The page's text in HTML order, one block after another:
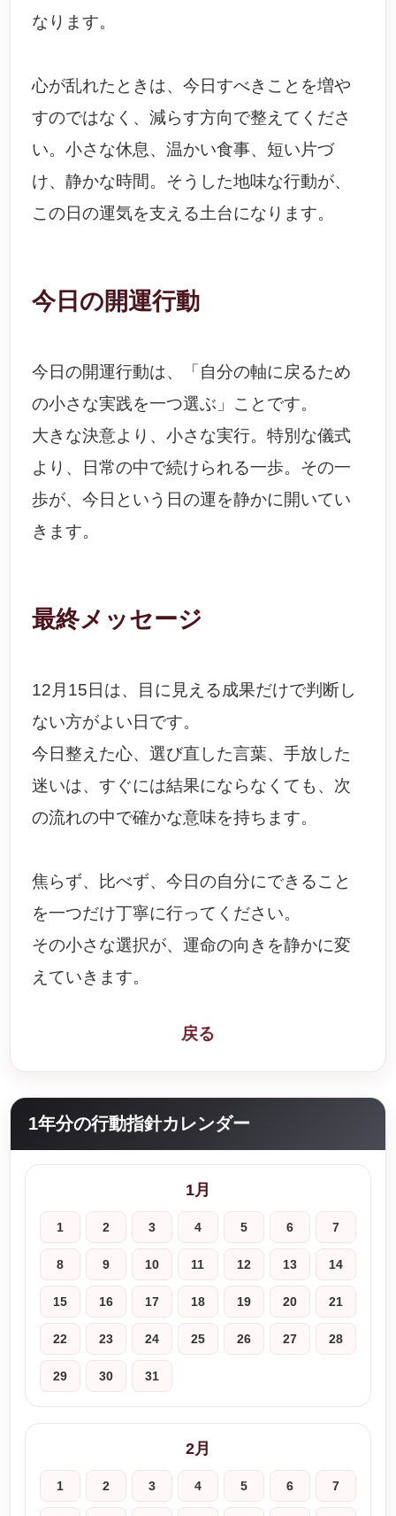
なります。
心が乱れたときは、今日すべきことを増や
すのではなく、減らす方向で整えてくださ
い。小さな休息、温かい食事、短い片づ
け、静かな時間。そうした地味な行動が、
この日の運気を支える土台になります。
今日の開運行動
今日の開運行動は、「自分の軸に戻るため
の小さな実践を一つ選ぶ」ことです。
大きな決意より、小さな実行。特別な儀式
より、日常の中で続けられる一歩。その一
歩が、今日という日の運を静かに開いてい
きます。
最終メッセージ
12月15日は、目に見える成果だけで判断し
ない方がよい日です。
今日整えた心、選び直した言葉、手放した
迷いは、すぐには結果にならなくても、次
の流れの中で確かな意味を持ちます。
焦らず、比べず、今日の自分にできること
を一つだけ丁寧に行ってください。
その小さな選択が、運命の向きを静かに変
えていきます。
戻る
1年分の行動指針カレンダー
1月
1 2 3 4 5 6 7
8 9 10 11 12 13 14
15 16 17 18 19 20 21
22 23 24 25 26 27 28
29 30 31
2月
1 2 3 4 5 6 7